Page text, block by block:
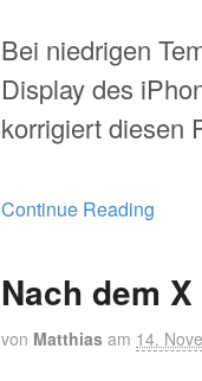
Bei niedrigen
Display des
korrigiert diesen
Continue Reading
Nach dem X
von Matthias am 14.